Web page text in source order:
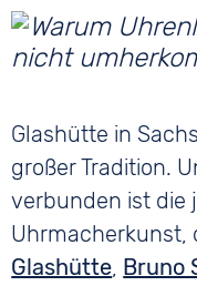
Glashütte in
großer Tradition.
verbunden ist die
Uhrmacherkunst,
Glashütte, Bruno